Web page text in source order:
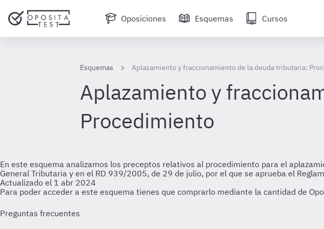
Oposiciones Esquemas Cursos
Esquemas Aplazamiento y fraccionamiento de la deuda tributaria:
Aplazamiento y
Procedimiento
En este esquema analizamos los preceptos relativos al procedimiento para el
General Tributaria y en el RD 939/2005, de 29 de julio, por el que se aprueba el
Actualizado el 1 abr 2024
Para poder acceder a este esquema tienes que comprarlo mediante la cantidad de
Preguntas frecuentes